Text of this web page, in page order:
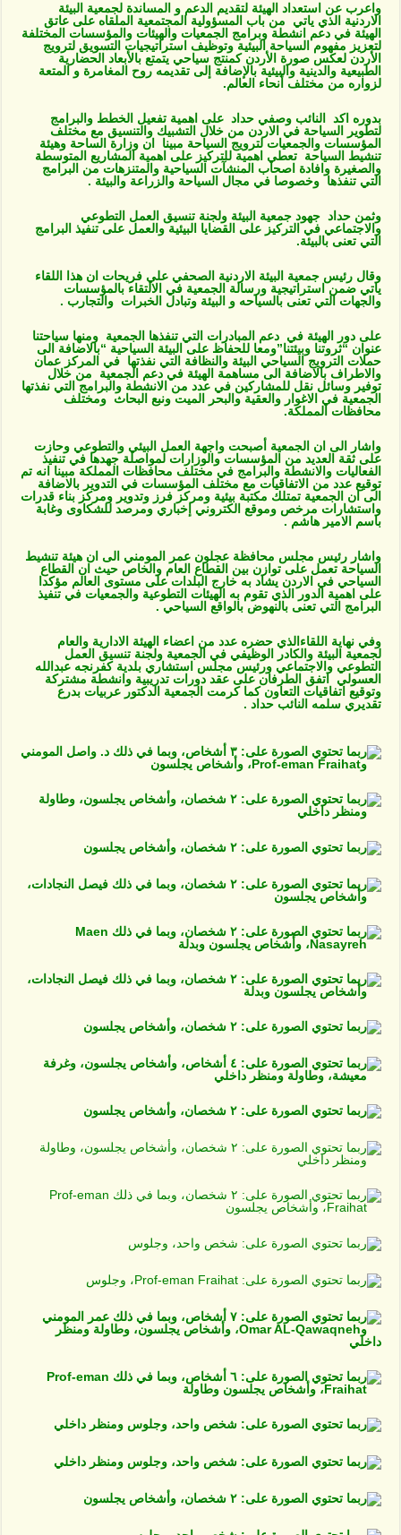
واعرب عن استعداد الهيئة لتقديم الدعم و المساندة لجمعية البيئة
الاردنية الذي ياتي من باب المسؤولية المجتمعية الملقاه على عاتق
الهيئة في دعم انشطة وبرامج الجمعيات والهيئات والمؤسسات المختلفة
لتعزيز مفهوم السياحة البيئية وتوظيف استراتيجيات التسويق لترويج
الأردن لعكس صورة الأردن كمنتج سياحي يتمتع بالأبعاد الحضارية
الطبيعية والدينية والبيئية بالإضافة إلى تقديمه روح المغامرة و المتعة
لزواره من مختلف أنحاء العالم.
بدوره اكد النائب وصفي حداد على اهمية تفعيل الخطط والبرامج
لتطوير السياحة في الاردن من خلال التشبيك والتنسيق مع مختلف
المؤسسات والجمعيات لترويج السياحة مبينا ان وزارة الساحة وهيئة
تنشيط السياحة تعطي اهمية للتركيز على اهمية المشاريع المتوسطة
والصغيرة وافادة اصحاب المنشآت السياحية والمتنزهات من البرامج
التي تنفذها وخصوصا في مجال السياحة والزراعة والبيئة .
وثمن حداد جهود جمعية البيئة ولجنة تنسيق العمل التطوعي
والاجتماعي في التركيز على القضايا البيئية والعمل على تنفيذ البرامج
التي تعنى بالبيئة.
وقال رئيس جمعية البيئة الاردنية الصحفي علي فريحات ان هذا اللقاء
ياتي ضمن استراتيجية ورسالة الجمعية في الالتقاء بالمؤسسات
والجهات التي تعنى بالسياحه و البيئة وتبادل الخبرات والتجارب .
على دور الهيئة في دعم المبادرات التي تنفذها الجمعية ومنها سياحتنا
عنوان “ثروتنا وبيئتنا”ومعا للحفاظ على البيئة السياحية “بالاضافة الى
حملات الترويج السياحي البيئة والنظافة التي نفذتها في المركز عمان
والاطراف بالاضافة الى مساهمة الهيئة في دعم الجمعية من خلال
توفير وسائل نقل للمشاركين في عدد من الانشطة والبرامج التي نفذتها
الجمعية في الاغوار والعقية والبحر الميت ونبع البحاث ومختلف
محافظات المملكة.
واشار الى ان الجمعية أصبحت واجهة العمل البيئي والتطوعي وحازت
على ثقة العديد من المؤسسات والوزارات لمواصلة جهدها في تنفيذ
الفعاليات والانشطة والبرامج في مختلف محافظات المملكة مبينا انه تم
توقيع عدد من الاتفاقيات مع مختلف المؤسسات في التدوير بالاضافة
الى ان الجمعية تمتلك مكتبة بيئية ومركز فرز وتدوير ومركز بناء قدرات
واستشارات مرخص وموقع الكتروني إخباري ومرصد للشكاوى وغابة
باسم الامير هاشم .
واشار رئيس مجلس محافظة عجلون عمر المومني الى ان هيئة تنشيط
السياحة تعمل على توازن بين القطاع العام والخاص حيث ان القطاع
السياحي في الاردن يشاد به خارج البلدات على مستوى العالم مؤكدا
على اهمية الدور الذي تقوم به الهيئات التطوعية والجمعيات في تنفيذ
البرامج التي تعنى بالنهوض بالواقع السياحي .
وفي نهاية اللقاءالذي حضره عدد من اعضاء الهيئة الادارية والعام
لجمعية البيئة والكادر الوظيفي في الجمعية ولجنة تنسيق العمل
التطوعي والاجتماعي ورئيس مجلس استشاري بلدية كفرنجه عبدالله
العسولي اتفق الطرفان على عقد دورات تدريبية وانشطة مشتركة
وتوقيع اتفاقيات التعاون كما كرمت الجمعية الدكتور عربيات بدرع
تقديري سلمه النائب حداد .